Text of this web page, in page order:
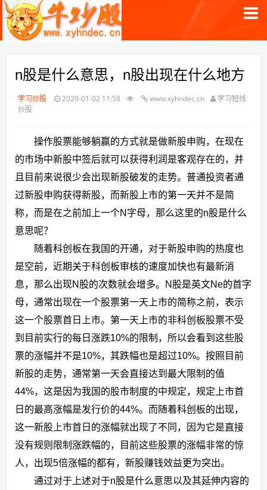
n股是什么意思，n股出现在什么地方
学习炒股 2020-01-02 11:58 www.xyhndec.cn
学习短线
炒股
操作股票能够躺赢的方式就是做新股申购，在现在
的市场中新股中签后就可以获得利润是客观存在的，并
且目前来说很少会出现新股破发的走势。普通投资者通
过新股申购获得新股，而新股上市的第一天并不是简
称，而是在之前加上一个N字母，那么这里的n股是什么
意思呢？
随着科创板在我国的开通，对于新股申购的热度也
是空前，近期关于科创板审核的速度加快也有最新消
息，那么出现N股的次数就会增多。N股是英文Ne的首字
母，通常出现在一个股票第一天上市的简称之前，表示
这一个股票首日上市。第一天上市的非科创板股票不受
到目前实行的每日涨跌10%的限制，所以会看到这些股
票的涨幅并不是10%，其跌幅也是超过10%。按照目前
新股的走势，通常第一天会直接达到最大限制的值
44%，这是因为我国的股市制度的中规定，规定上市首
日的最高涨幅是发行价的44%。而随着科创板的出现，
这一新股上市首日的涨幅就出现了不同，因为它是直接
没有规则限制涨跌幅的，目前这些股票的涨幅非常的惊
人，出现5倍涨幅的都有，新股赚钱效益更为突出。
通过对于上述对于n股是什么意思以及其延伸内容的